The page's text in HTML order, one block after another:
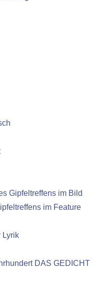
Gipfeltreffens im Bild
im Feature
Lyrik
DAS GEDICHT